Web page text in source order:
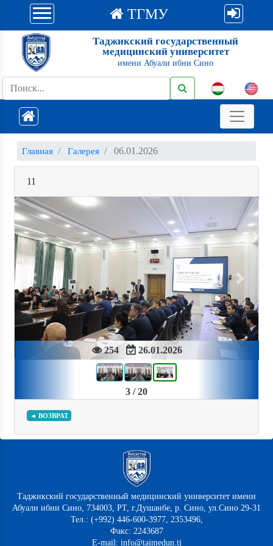
ТГМУ
Таджикский государственный
медицинский университет
имени Абуали ибни Сино
Главная Галерея 06.01.2026
11
254 26.01.2026
Previous Next
3 / 20
◄ ВОЗВРАТ
Таджикский государственный медицинский университет имени
Абуали ибни Сино, 734003, РТ, г.Душанбе, р. Сино, ул.Сино 29-31
Тел.: (+992) 446-600-3977, 2353496,
Факс: 2243687
E-mail: info@tajmedun.tj